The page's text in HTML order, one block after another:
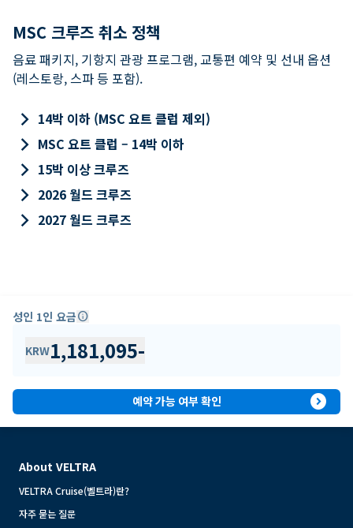
MSC 크루즈 취소 정책
음료 패키지, 기항지 관광 프로그램, 교통편 예약 및 선내 옵션
(레스토랑, 스파 등 포함).
keyboard_arrow_right 14박 이하 (MSC 요트 클럽 제외)
keyboard_arrow_right MSC 요트 클럽 – 14박 이하
keyboard_arrow_right 15박 이상 크루즈
keyboard_arrow_right 2026 월드 크루즈
keyboard_arrow_right 2027 월드 크루즈
성인 1인 요금info
KRW1,181,095-
예약 가능 여부 확인 expand_circle_right
About VELTRA
VELTRA Cruise(벨트라)란?
자주 묻는 질문